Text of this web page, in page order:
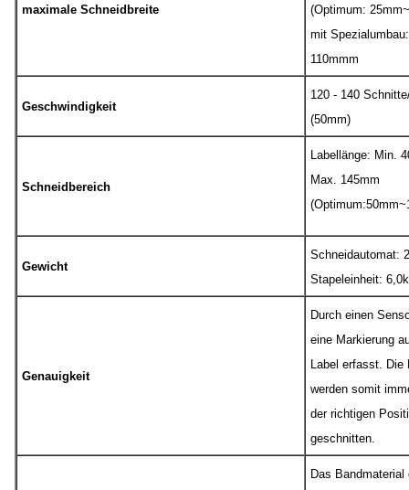
maximale Schneidbreite
(Optimum:
mit
110mmm
Geschwindigkeit
120 - 140
(50mm)
Schneidbereich
Labellänge: Min.
Max. 145mm
Gewicht
Schneidautomat:
Stapeleinheit:
Genauigkeit
Durch einen
eine Markierung
Label erfasst. Die
werden somit
der richtigen
geschnitten.
Das Bandmaterial